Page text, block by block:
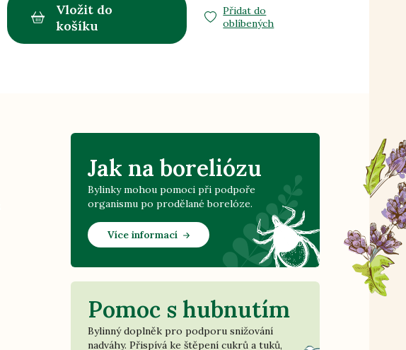
Vložit do
košíku
Přidat do
oblíbených
Jak na boreliózu
Bylinky mohou pomoci při podpoře
organismu po prodělané borelóze.
Více informací
Pomoc s hubnutím
Bylinný doplněk pro podporu snižování
nadváhy. Přispívá ke štěpení cukrů a tuků,